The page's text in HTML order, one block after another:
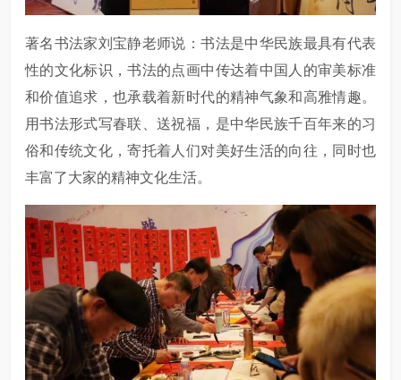
著名书法家刘宝静老师说：书法是中华民族最具有代表
性的文化标识，书法的点画中传达着中国人的审美标准
和价值追求，也承载着新时代的精神气象和高雅情趣。
用书法形式写春联、送祝福，是中华民族千百年来的习
俗和传统文化，寄托着人们对美好生活的向往，同时也
丰富了大家的精神文化生活。